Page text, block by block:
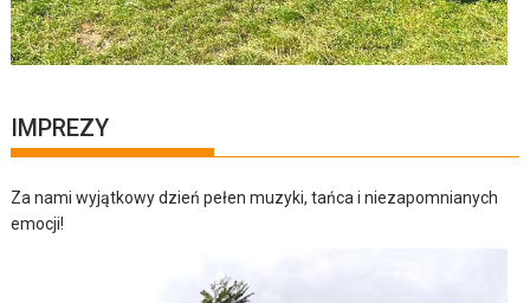
IMPREZY
Za nami wyjątkowy dzień pełen muzyki, tańca i niezapomnianych
emocji!